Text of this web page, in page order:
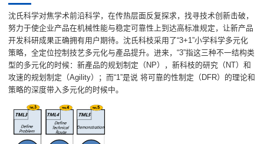
沈氏科学对焦学术前沿科学，在传热层面反复探求，找寻技术创新击破，
努力于使企业产品在机械性能与稳定可靠性上到达高标准规定，让新产品
开发科研成果正确拥有用户期待。沈氏科枝采用了“3+1”小学科学多元化
策略，全定位控制技艺多元化与產品提升。进来，“3”指这三种不一结构类
型的多元化的时候：新產品的规划制定（NP），新科枝的研究（NT）和
攻速的规划制定（Agility）；而“1”是说 将可靠的性制定（DFR）的理论和
策略的深度带入多元化的时候中。